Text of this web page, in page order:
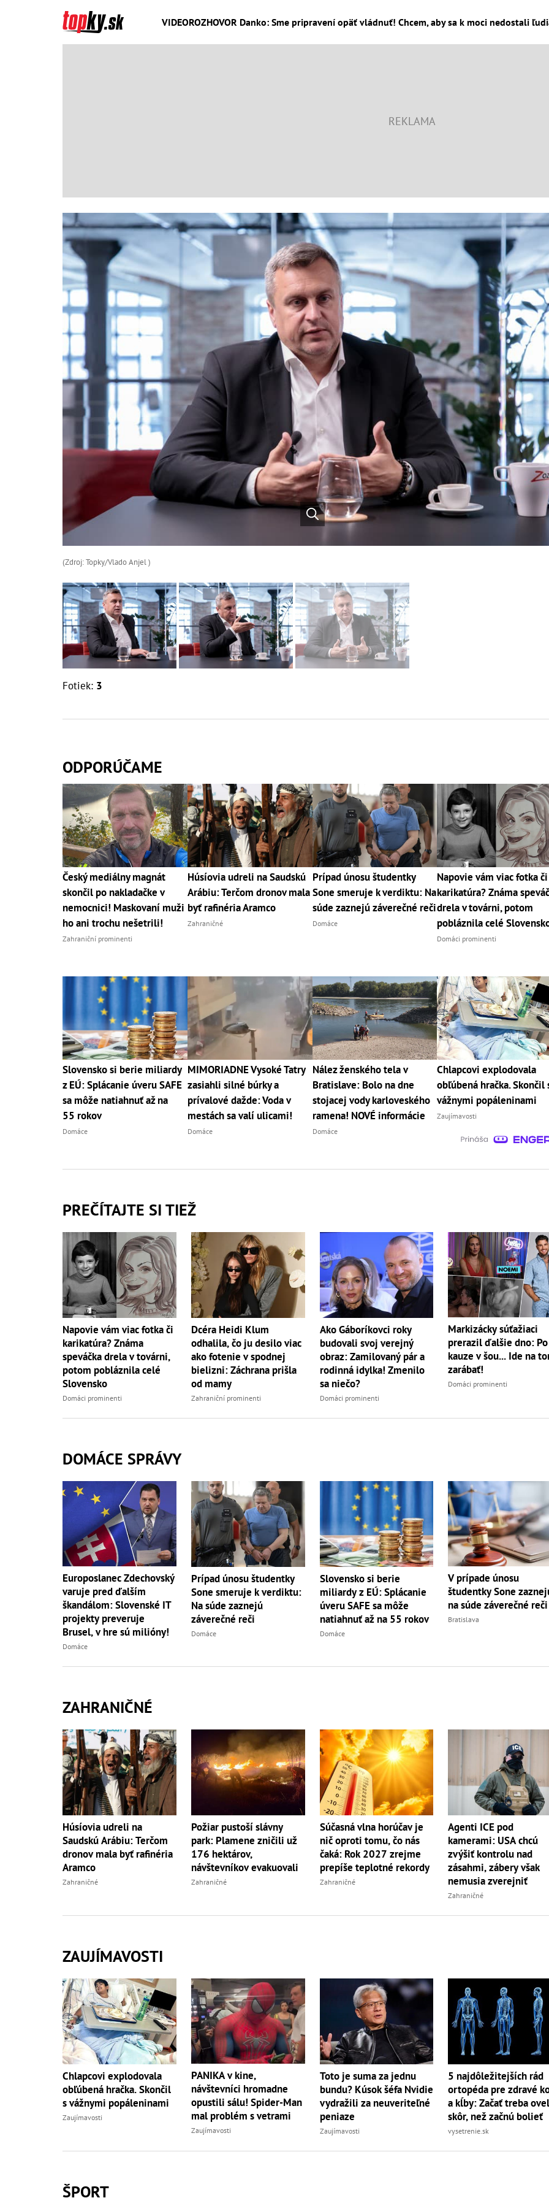
VIDEOROZHOVOR Danko: Sme pripravení opäť vládnuť! Chcem, aby sa k moci nedostali
(Zdroj: Topky/Vlado Anjel )
Fotiek: 3
ODPORÚČAME
Český mediálny magnát
skončil po nakladačke v
nemocnici! Maskovaní muži
ho ani trochu nešetrili!
Zahraniční prominenti
Húsíovia udreli na Saudskú
Arábiu: Terčom dronov mala
byť rafinéria Aramco
Zahraničné
Prípad únosu študentky
Sone smeruje k verdiktu: Na
súde zaznejú záverečné reči
Domáce
Napovie vám viac fotka či
karikatúra? Známa
drela v továrni, potom
pobláznila celé
Domáci prominenti
Slovensko si berie miliardy
z EÚ: Splácanie úveru SAFE
sa môže natiahnuť až na
55 rokov
Domáce
MIMORIADNE Vysoké Tatry
zasiahli silné búrky a
prívalové dažde: Voda v
mestách sa valí ulicami!
Domáce
Nález ženského tela v
Bratislave: Bolo na dne
stojacej vody karloveského
ramena! NOVÉ informácie
Domáce
Chlapcovi explodovala
obľúbená hračka. Skončil
vážnymi popáleninami
Zaujímavosti
PREČÍTAJTE SI TIEŽ
Napovie vám viac fotka či
karikatúra? Známa
speváčka drela v továrni,
potom pobláznila celé
Slovensko
Domáci prominenti
Dcéra Heidi Klum
odhalila, čo ju desilo viac
ako fotenie v spodnej
bielizni: Záchrana prišla
od mamy
Zahraniční prominenti
Ako Gáboríkovci roky
budovali svoj verejný
obraz: Zamilovaný pár a
rodinná idylka! Zmenilo
sa niečo?
Domáci prominenti
Markizácky súťažiaci
prerazil ďalšie dno: Po
kauze v šou... Ide na
zarábať!
Domáci prominenti
DOMÁCE SPRÁVY
Europoslanec Zdechovský
varuje pred ďalším
škandálom: Slovenské IT
projekty preveruje
Brusel, v hre sú milióny!
Domáce
Prípad únosu študentky
Sone smeruje k verdiktu:
Na súde zaznejú
záverečné reči
Domáce
Slovensko si berie
miliardy z EÚ: Splácanie
úveru SAFE sa môže
natiahnuť až na 55 rokov
Domáce
V prípade únosu
študentky Sone
na súde záverečné reči
Bratislava
ZAHRANIČNÉ
Húsíovia udreli na
Saudskú Arábiu: Terčom
dronov mala byť rafinéria
Aramco
Zahraničné
Požiar pustoší slávny
park: Plamene zničili už
176 hektárov,
návštevníkov evakuovali
Zahraničné
Súčasná vlna horúčav je
nič oproti tomu, čo nás
čaká: Rok 2027 zrejme
prepíše teplotné rekordy
Zahraničné
Agenti ICE pod
kamerami: USA chcú
zvýšiť kontrolu nad
zásahmi, zábery však
nemusia zverejniť
Zahraničné
ZAUJÍMAVOSTI
Chlapcovi explodovala
obľúbená hračka. Skončil
s vážnymi popáleninami
Zaujímavosti
PANIKA v kine,
návštevníci hromadne
opustili sálu! Spider-Man
mal problém s vetrami
Zaujímavosti
Toto je suma za jednu
bundu? Kúsok šéfa Nvidie
vydražili za neuveriteľné
peniaze
Zaujímavosti
5 najdôležitejších rád
ortopéda pre zdravé
a kĺby: Začať treba
skôr, než začnú bolieť
vysetrenie.sk
ŠPORT